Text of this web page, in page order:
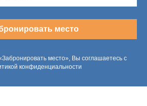
место
место», Вы соглашаетесь с
конфиденциальности